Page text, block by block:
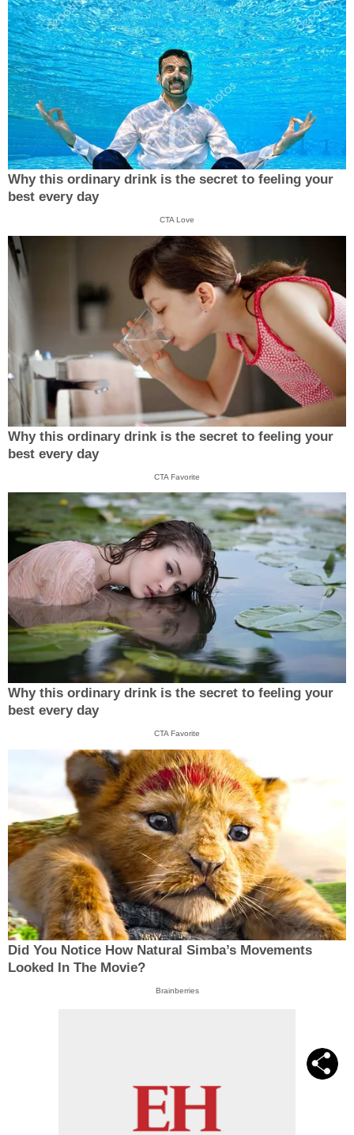
Why this ordinary drink is the secret to feeling your
best every day
CTA Love
Why this ordinary drink is the secret to feeling your
best every day
CTA Favorite
Why this ordinary drink is the secret to feeling your
best every day
CTA Favorite
Did You Notice How Natural Simba’s Movements
Looked In The Movie?
Brainberries